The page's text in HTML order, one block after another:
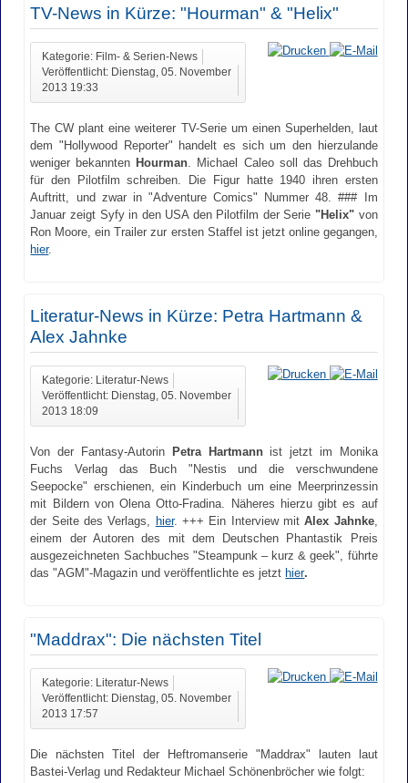
TV-News in Kürze: "Hourman" & "Helix"
Kategorie: Film- & Serien-News
Veröffentlicht: Dienstag, 05. November
2013 19:33
The CW plant eine weiterer TV-Serie um einen Superhelden, laut
dem "Hollywood Reporter" handelt es sich um den hierzulande
weniger bekannten Hourman . Michael Caleo soll das Drehbuch
für den Pilotfilm schreiben. Die Figur hatte 1940 ihren ersten
Auftritt, und zwar in "Adventure Comics" Nummer 48. ### Im
Januar zeigt Syfy in den USA den Pilotfilm der Serie "Helix" von
Ron Moore, ein Trailer zur ersten Staffel ist jetzt online gegangen,
hier.
Literatur-News in Kürze: Petra Hartmann &
Alex Jahnke
Kategorie: Literatur-News
Veröffentlicht: Dienstag, 05. November
2013 18:09
Von der Fantasy-Autorin Petra Hartmannist jetzt im Monika
Fuchs Verlag das Buch "Nestis und die verschwundene
Seepocke" erschienen, ein Kinderbuch um eine Meerprinzessin
mit Bildern von Olena Otto-Fradina. Näheres hierzu gibt es auf
der Seite des Verlags, hier. +++ Ein Interview mitAlex Jahnke,
einem der Autoren des mit dem Deutschen Phantastik Preis
ausgezeichneten Sachbuches "Steampunk – kurz & geek", führte
das "AGM"-Magazin und veröffentlichte es jetzt hier.
"Maddrax": Die nächsten Titel
Kategorie: Literatur-News
Veröffentlicht: Dienstag, 05. November
2013 17:57
Die nächsten Titel der Heftromanserie "Maddrax" lauten laut
Bastei-Verlag und Redakteur Michael Schönenbröcher wie folgt: